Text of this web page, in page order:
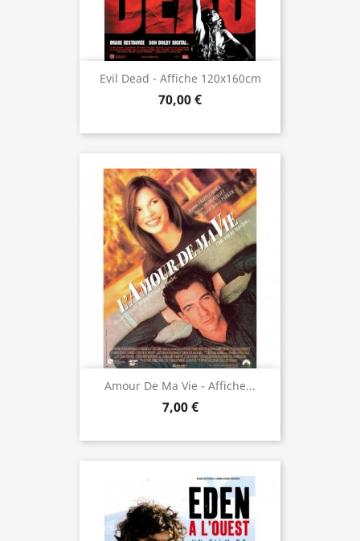
Evil Dead - Affiche 120x160cm
70,00 €
Amour De Ma Vie - Affiche...
7,00 €